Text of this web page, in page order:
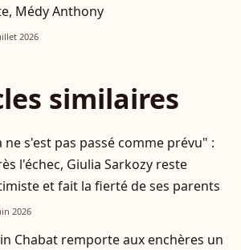
Médy Anthony
2026
similaires
ne s'est pas passé comme prévu" :
l'échec, Giulia Sarkozy reste
et fait la fierté de ses parents
2026
Chabat remporte aux enchères un